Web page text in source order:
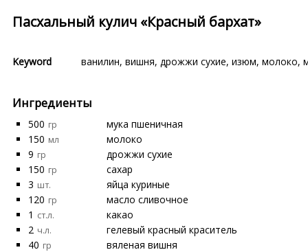
Пасхальный кулич «Красный бархат»
Keyword ванилин, вишня, дрожжи сухие, изюм, молоко,
Ингредиенты
500 гр
мука пшеничная
150 мл
молоко
9 гр
дрожжи сухие
150 гр
сахар
3 шт.
яйца куриные
120 гр
масло сливочное
1 ст.л.
какао
2 ч.л.
гелевый красный краситель
40 гр
вяленая вишня